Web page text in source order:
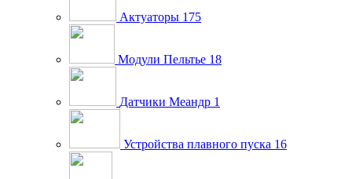
Актуаторы 175
Модули Пельтье 18
Датчики Меандр 1
Устройства плавного пуска 16